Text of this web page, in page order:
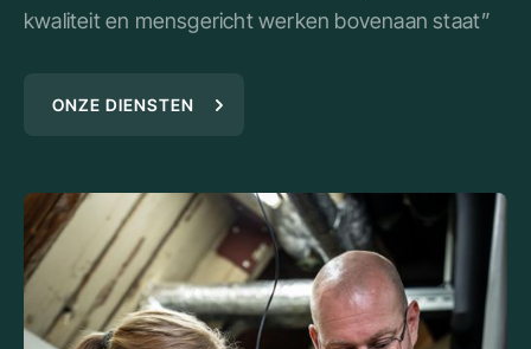
kwaliteit en mensgericht werken bovenaan staat”
ONZE DIENSTEN